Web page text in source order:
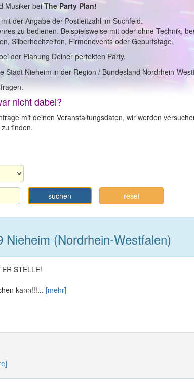
Musiker beiThe Party Plan!
der Angabe der Postleitzahl im Suchfeld.
zu bedienen. Beispielsweise mit oder ohne Technik,
Silberhochzeiten, Firmenevents oder Geburtstage.
der Planung Deiner perfekten Party.
Nieheim in der Region / Bundesland Nordrhein-
nicht dabei?
mit deinen Veranstaltungsdaten, wir werden
finden.
suchen reset
Nieheim (Nordrhein-Westfalen)
STELLE!
kann!!!... [mehr]